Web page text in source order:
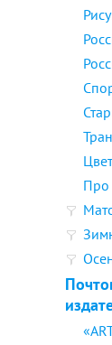
Про